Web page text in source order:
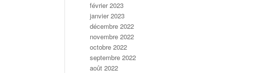
février 2023
janvier 2023
décembre 2022
novembre 2022
octobre 2022
septembre 2022
août 2022